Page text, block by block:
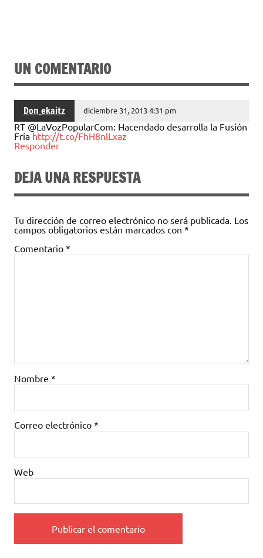
UN COMENTARIO
Don_ekaitz diciembre 31, 2013 4:31 pm
RT @LaVozPopularCom: Hacendado desarrolla la Fusión
Fríahttp://t.co/FhH8nlLxaz
Responder
DEJA UNA RESPUESTA
Tu dirección de correo electrónico no será publicada. Los
campos obligatorios están marcados con *
Comentario *
Nombre *
Correo electrónico *
Web